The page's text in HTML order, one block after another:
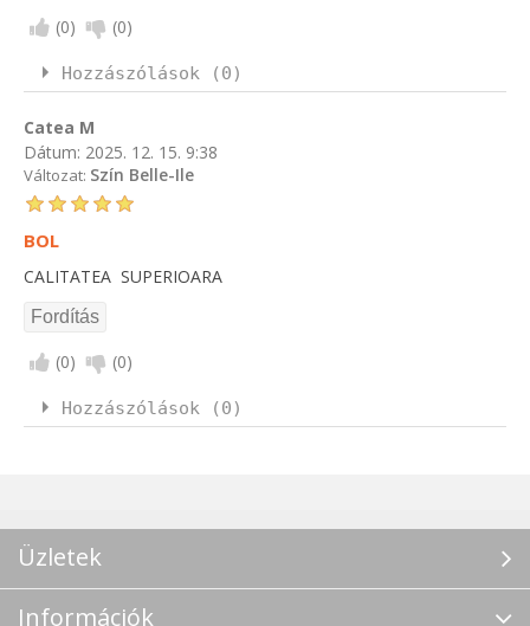
(0) (0)
Hozzászólások (0)
Catea M
Dátum: 2025. 12. 15. 9:38
Változat: Szín Belle-Ile
BOL
CALITATEA SUPERIOARA
(0) (0)
Hozzászólások (0)
Üzletek
Információk